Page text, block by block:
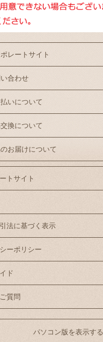
レートサイト
合わせ
いについて
換について
お届けについて
トサイト
法に基づく表示
ーポリシー
ド
質問
パソコン版を表示する